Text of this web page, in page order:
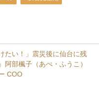
たい！」震災後に仙台に残
阿部楓子（あべ・ふうこ）
COO